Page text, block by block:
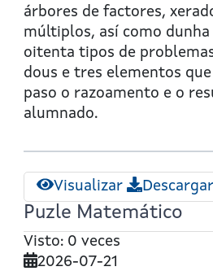
de
factores
primos.
Cálculo
do
mcm
árbores de factores,
múltiplos, así como dunha
oitenta tipos de
dous e tres elementos
paso o razoamento e o
alumnado.
Visualizar Descargar
Puzle Matemático
Visto: 0 veces
2026-07-21